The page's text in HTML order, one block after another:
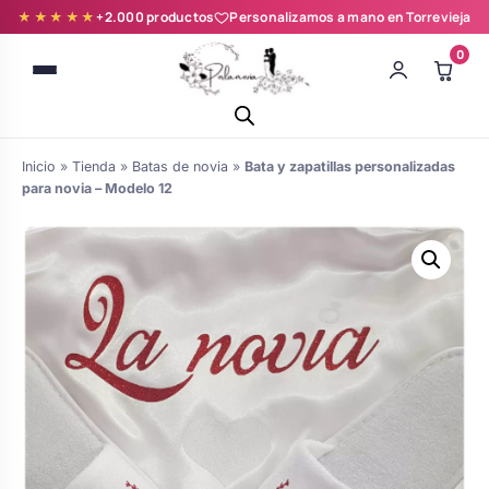
★★★★★+2.000 productos Personalizamos a mano en Torrevieja
0
novia y zapatillas
personalizadas
de boda
Árboles de Huellas para Primera
Comunión
Batas de comunión personalizadas
para niña
Inicio » Tienda » Batas de novia » Bata y zapatillas personalizadas
para novia – Modelo 12